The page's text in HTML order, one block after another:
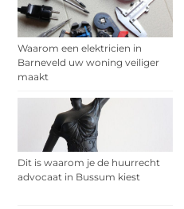
Waarom een elektricien in
Barneveld uw woning veiliger
maakt
Dit is waarom je de huurrecht
advocaat in Bussum kiest